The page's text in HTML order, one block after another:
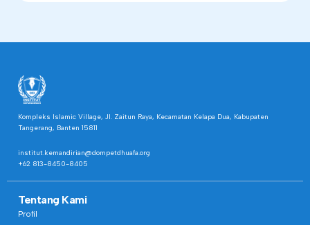
Kompleks Islamic Village, Jl. Zaitun Raya, Kecamatan Kelapa Dua, Kabupaten
Tangerang, Banten 15811
institut.kemandirian@dompetdhuafa.org
+62 813-8450-8405
Tentang Kami
Profil